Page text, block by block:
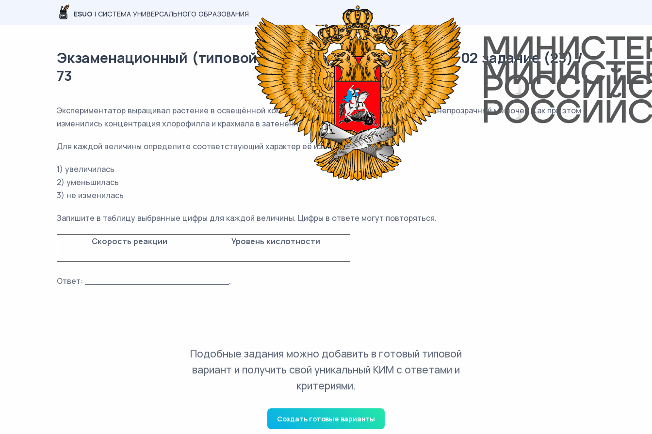
ESUO | СИСТЕМА УНИВЕРСАЛЬНОГО ОБРАЗОВАНИЯ
Экзаменационный (типовой) материал ЕГЭ / Биология / 02 задание (23) /
73
Экспериментатор выращивал растение в освещённой комнате, а затем надел на один из листьев непрозрачный мешочек. Как при этом
изменились концентрация хлорофилла и крахмала в затенённом листе?
Для каждой величины определите соответствующий характер её изменения:
1) увеличилась
2) уменьшилась
3) не изменилась
Запишите в таблицу выбранные цифры для каждой величины. Цифры в ответе могут повторяться.
Скорость реакции Уровень кислотности
Ответ: ___________________________.
Подобные задания можно добавить в готовый типовой
вариант и получить свой уникальный КИМ с ответами и
критериями.
Создать готовые варианты